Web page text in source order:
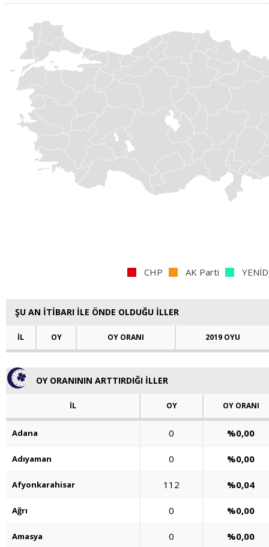
CHP AK Parti
ŞU AN İTİBARI İLE ÖNDE OLDUĞU İLLER
İL OY OY ORANI 2019 OYU
OY ORANININ ARTTIRDIĞI İLLER
İL OY OY ORANI
Adana 0 %0,00
Adıyaman 0 %0,00
Afyonkarahisar 112 %0,04
Ağrı 0 %0,00
Amasya 0 %0,00